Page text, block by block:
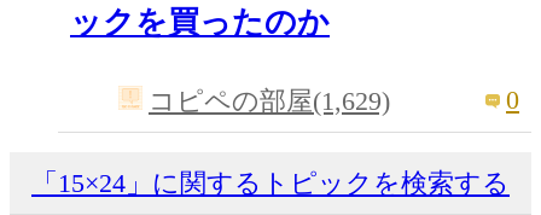
ックを買ったのか
コピペの部屋(1,629) 0
「15×24」に関するトピックを検索する